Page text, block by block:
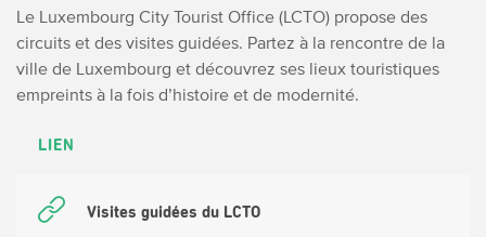
Le Luxembourg City Tourist Office (LCTO) propose des
circuits et des visites guidées. Partez à la rencontre de la
ville de Luxembourg et découvrez ses lieux touristiques
empreints à la fois d’histoire et de modernité.
LIEN
Visites guidées du LCTO